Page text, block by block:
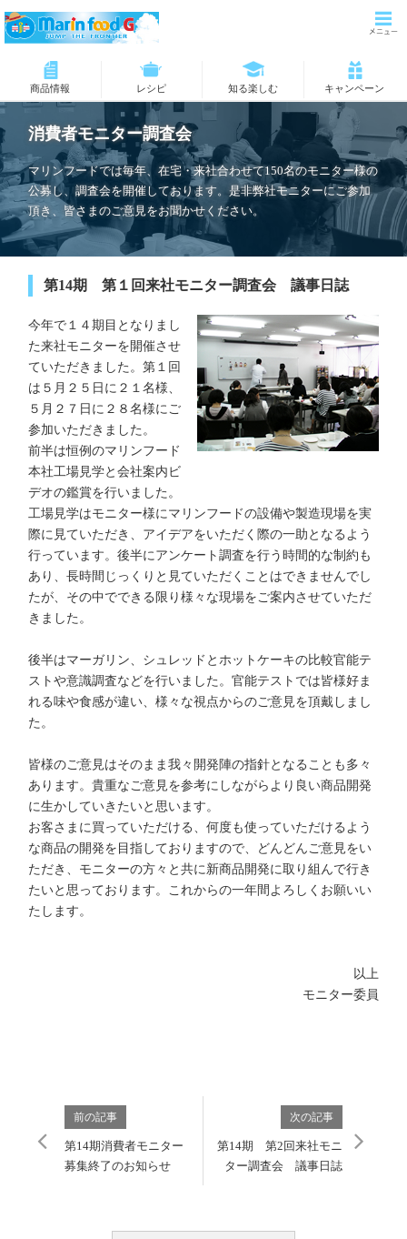
商品情報 レシピ 知る楽しむ キャンペーン
消費者モニター調査会
マリンフードでは毎年、在宅・来社合わせて150名のモニター様の
公募し、調査会を開催しております。是非弊社モニターにご参加
頂き、皆さまのご意見をお聞かせください。
第14期 第１回来社モニター調査会 議事日誌
今年で１４期目となりまし
た来社モニターを開催させ
ていただきました。第１回
は５月２５日に２１名様、
５月２７日に２８名様にご
参加いただきました。
前半は恒例のマリンフード
本社工場見学と会社案内ビ
デオの鑑賞を行いました。
工場見学はモニター様にマリンフードの設備や製造現場を実
際に見ていただき、アイデアをいただく際の一助となるよう
行っています。後半にアンケート調査を行う時間的な制約も
あり、長時間じっくりと見ていただくことはできませんでし
たが、その中でできる限り様々な現場をご案内させていただ
きました。
後半はマーガリン、シュレッドとホットケーキの比較官能テ
ストや意識調査などを行いました。官能テストでは皆様好ま
れる味や食感が違い、様々な視点からのご意見を頂戴しまし
た。
皆様のご意見はそのまま我々開発陣の指針となることも多々
あります。貴重なご意見を参考にしながらより良い商品開発
に生かしていきたいと思います。
お客さまに買っていただける、何度も使っていただけるよう
な商品の開発を目指しておりますので、どんどんご意見をい
ただき、モニターの方々と共に新商品開発に取り組んで行き
たいと思っております。これからの一年間よろしくお願いい
たします。
以上
モニター委員
前の記事
第14期消費者モニター
募集終了のお知らせ
次の記事
第14期 第2回来社モニ
ター調査会 議事日誌